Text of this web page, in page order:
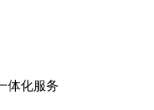
体化服务